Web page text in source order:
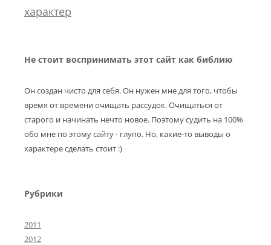
характер
Не стоит воспринимать этот сайт как библию
Он создан чисто для себя. Он нужен мне для того, чтобы
время от времени очищать рассудок. Очищаться от
старого и начинать нечто новое. Поэтому судить на 100%
обо мне по этому сайту - глупо. Но, какие-то выводы о
характере сделать стоит :)
Рубрики
2011
2012